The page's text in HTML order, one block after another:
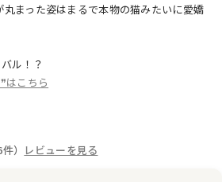
まった姿はまるで本物の猫みたいに愛嬌
ル！？
はこちら
） レビューを見る